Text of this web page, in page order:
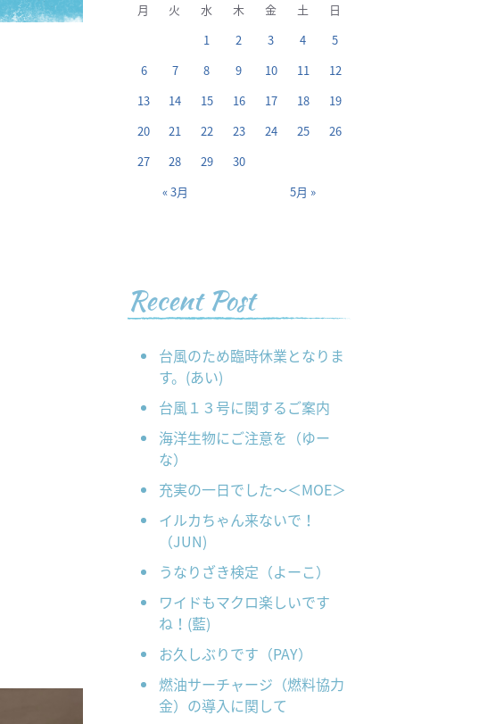
月
火 水 木 金 土 日
« 3月 5月 »
1 2 3 4
5
6
7 8 9 10 11
12
13
14 15 16 17 18
19
20
21 22 23 24 25
26
27
28 29 30
Recent Post
台風のため臨時休業となりま
す。(あい)
台風１３号に関するご案内
海洋生物にご注意を（ゆー
な）
充実の一日でした～＜MOE＞
イルカちゃん来ないで！
（JUN)
うなりざき検定（よーこ）
ワイドもマクロ楽しいです
ね！(藍)
お久しぶりです（PAY）
燃油サーチャージ（燃料協力
金）の導入に関して